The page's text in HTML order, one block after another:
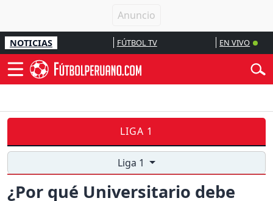
NOTICIAS FÚTBOL TV EN VIVO
LIGA 1
Liga 1
¿Por qué Universitario debe